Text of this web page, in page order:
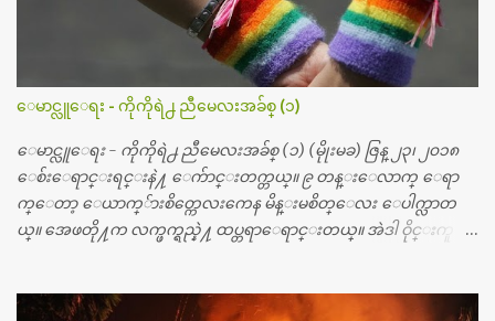
ပါတယ္။ သူငယ္ခ်င္းျဖစ္သူကို လာေတြ႔ရင္း ဟိုတယ္လို သန္႔ရွင္းသ
ပ္ရပ္တဲ့ ဝိတိုရိယေဆးရံုမွာ စီတီစကင္ နဲ႔ အမ္အာအိုင္1 စက္ခန္းကိုေ
တြ႔လို႔ေမးၾကည့္ေတာ့ တခါစမ္းရင္ က်ပ္တသိန္းေက်ာ္ က်သင့္
တယ္သိရပါတယ္။ တခါတေလ ကိုယ္လက္ေျခ၊ ဦးေႏွာက္ေတြ အေသး
စိတ္ၾကည့္လိုရင္ ဒီစက္ၾကီးေတြနဲ႔ စမ္းသပ္ရပါတယ္။ ခႏၱာကိုယ္အစိတ္ပို
င္း ကလီစာေတြကိုၾကည့္ရႈတဲ့ အာလထရာေဆာင္း2 စက္ေတြ
ကေတာ့ ေစ်းသိပ္မႀကီးလို႔ ျမန္မာျပည္ေဆးရံုတိုင္းရွိပါတယ္။
တစ္ခါစမ္းရင္ က်ပ္တစ္ေသာင္းေလာက္ က်သင့္ပါတယ္။ စာေရးသူ လြ
န္ခဲ့တဲ့ (၂)...
ေမာင္လူေရး - ကိုကိုရဲ႕ ညီမေလးအခ်စ္ (၁)
ေမာင္လူေရး - ကိုကိုရဲ႕ ညီမေလးအခ်စ္ (၁) (မိုုးမခ) ဇြန္ ၂၃၊ ၂၀၁၈
ေစ်းေရာင္းရင္းနဲ႔ ေက်ာင္းတက္တယ္။ ၉ တန္းေလာက္ ေရာ
က္ေတာ့ ေယာက္်ားစိတ္ကေလးကေန မိန္းမစိတ္ေလး ေပါက္လာတ
ယ္။ အေဖတို႔က လက္ဖက္ရည္နဲ႔ ထပ္တရာေရာင္းတယ္။ အဲဒါ ဝိုင္းကူ
တယ္။ ပန္းပန္တယ္။ မိန္းကေလး အဝတ္အစားေတြကိုလည္း ခုိးဝတ္တ